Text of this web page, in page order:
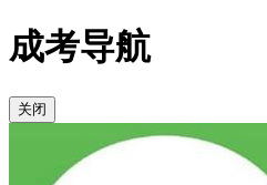
成考导航
关闭